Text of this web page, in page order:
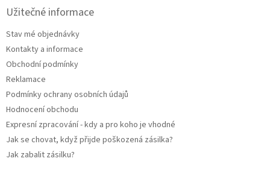
Užitečné informace
Stav mé objednávky
Kontakty a informace
Obchodní podmínky
Reklamace
Podmínky ochrany osobních údajů
Hodnocení obchodu
Expresní zpracování - kdy a pro koho je vhodné
Jak se chovat, když přijde poškozená zásilka?
Jak zabalit zásilku?